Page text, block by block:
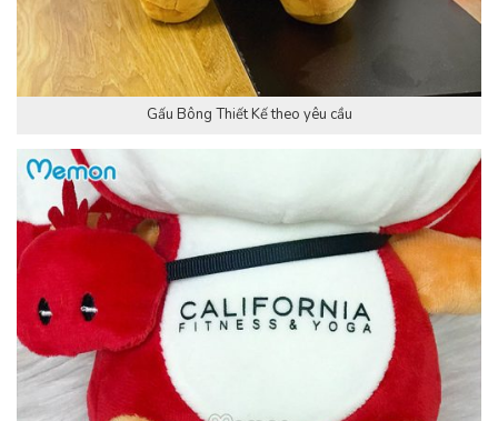
Gấu Bông Thiết Kế theo yêu cầu